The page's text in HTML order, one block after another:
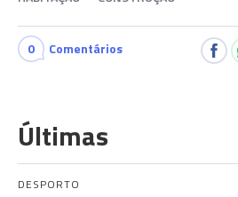
0 Comentários
Últimas
DESPORTO